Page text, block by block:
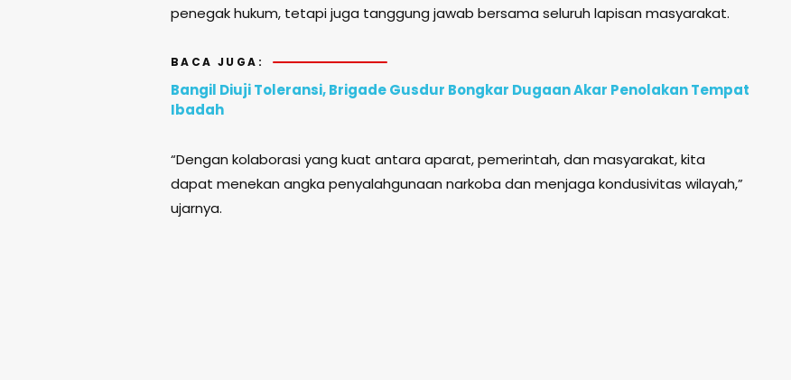
penegak hukum, tetapi juga tanggung jawab bersama seluruh lapisan masyarakat.
BACA JUGA:
Bangil Diuji Toleransi, Brigade Gusdur Bongkar Dugaan Akar Penolakan Tempat
Ibadah
“Dengan kolaborasi yang kuat antara aparat, pemerintah, dan masyarakat, kita
dapat menekan angka penyalahgunaan narkoba dan menjaga kondusivitas wilayah,”
ujarnya.